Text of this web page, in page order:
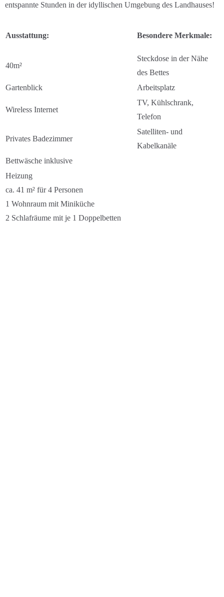
entspannte Stunden in der idyllischen Umgebung des Landhauses!
Ausstattung: Besondere Merkmale:
40m²
Steckdose in der Nähe
des Bettes
Gartenblick
Arbeitsplatz
Wireless Internet
TV, Kühlschrank,
Telefon
Privates Badezimmer
Satelliten- und
Kabelkanäle
Bettwäsche inklusive
Heizung
ca. 41 m² für 4 Personen
1 Wohnraum mit Miniküche
2 Schlafräume mit je 1 Doppelbetten